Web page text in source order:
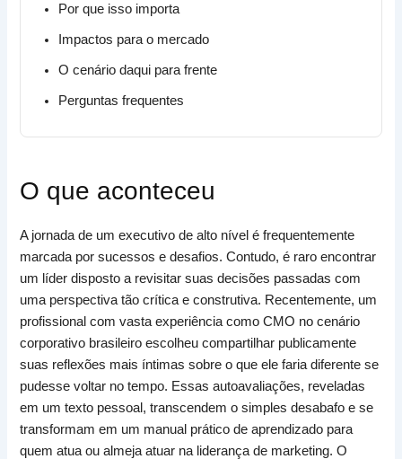
Por que isso importa
Impactos para o mercado
O cenário daqui para frente
Perguntas frequentes
O que aconteceu
A jornada de um executivo de alto nível é frequentemente
marcada por sucessos e desafios. Contudo, é raro encontrar
um líder disposto a revisitar suas decisões passadas com
uma perspectiva tão crítica e construtiva. Recentemente, um
profissional com vasta experiência como CMO no cenário
corporativo brasileiro escolheu compartilhar publicamente
suas reflexões mais íntimas sobre o que ele faria diferente se
pudesse voltar no tempo. Essas autoavaliações, reveladas
em um texto pessoal, transcendem o simples desabafo e se
transformam em um manual prático de aprendizado para
quem atua ou almeja atuar na liderança de marketing. O